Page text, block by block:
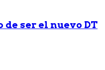
de ser el nuevo DT